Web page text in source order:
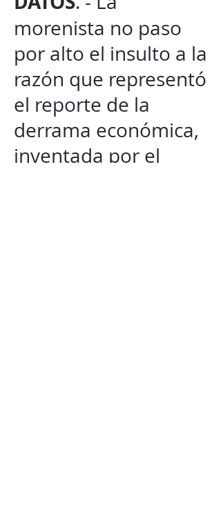
morenista no paso
por alto el insulto a la
razón que representó
el reporte de la
derrama económica,
inventada por el